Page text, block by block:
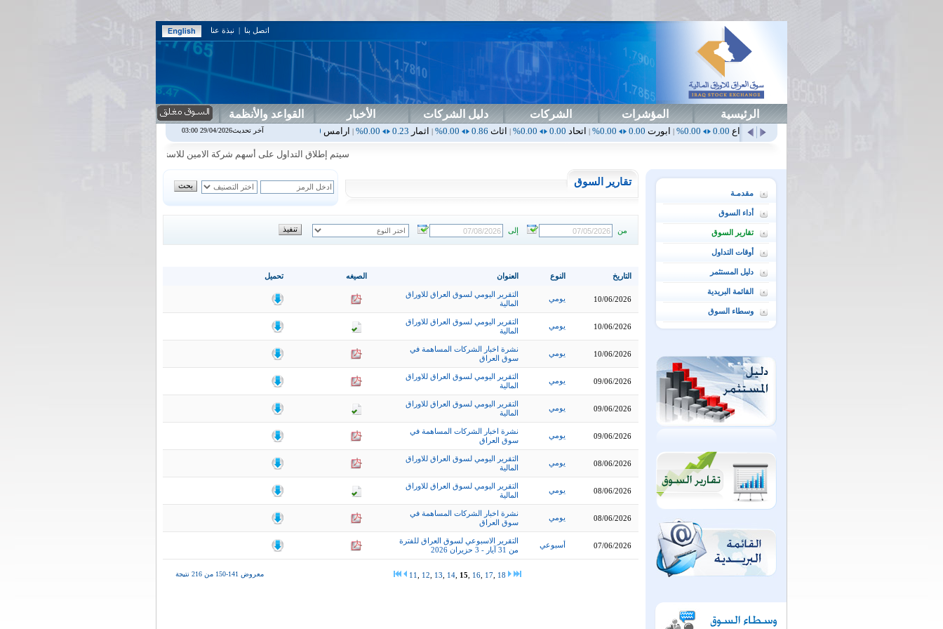
اتصل بنا | نبذة عنا
الرئيسية المؤشرات الشركات دليل الشركات الأخبار القواعد والأنظمة
0.00% ابورت0.00
0.00% اتحاد0.00
0.00% اثاث0.86
0.00% اثمار0.23
0.00% ارامس2.30
0.00%
0.00%
|اس بنك 0.00
سيتم إطلاق التداول على أسهم شركة الامين للاستثمار المالي في جلسة الاحد الموافق 2026/8/9
مقدمـة
أداء السوق
تقارير السوق
أوقات التداول
دليل المستثمر
القائمة البريدية
وسطاء السوق
تقارير السوق
من إلى
تحميل الصيغه العنوان النوع التاريخ
التقرير اليومي لسوق العراق للاوراق
المالية
يومي 10/06/2026
التقرير اليومي لسوق العراق للاوراق
المالية
يومي 10/06/2026
نشرة اخبار الشركات المساهمة في
سوق العراق
يومي 10/06/2026
التقرير اليومي لسوق العراق للاوراق
المالية
يومي 09/06/2026
التقرير اليومي لسوق العراق للاوراق
المالية
يومي 09/06/2026
نشرة اخبار الشركات المساهمة في
سوق العراق
يومي 09/06/2026
التقرير اليومي لسوق العراق للاوراق
المالية
يومي 08/06/2026
التقرير اليومي لسوق العراق للاوراق
المالية
يومي 08/06/2026
نشرة اخبار الشركات المساهمة في
سوق العراق
يومي 08/06/2026
التقرير الاسبوعي لسوق العراق للفترة
من 31 آيار - 3 حزيران 2026
أسبوعي 07/06/2026
معروض 141-150 من 216 نتيجة 11 12 13 14 15 16 17 18